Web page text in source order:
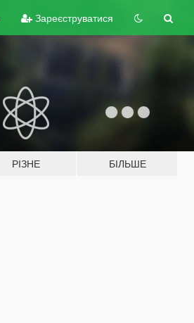
Зареєструватися
РІЗНЕ БІЛЬШЕ